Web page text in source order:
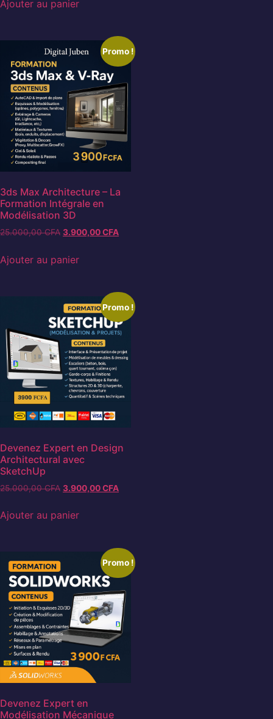
Ajouter au panier
Promo !
3ds Max Architecture – La
Formation Intégrale en
Modélisation 3D
25.000,00CFA 3.900,00CFA
Ajouter au panier
Promo !
Devenez Expert en Design
Architectural avec
SketchUp
25.000,00CFA 3.900,00CFA
Ajouter au panier
Promo !
Devenez Expert en
Modélisation Mécanique